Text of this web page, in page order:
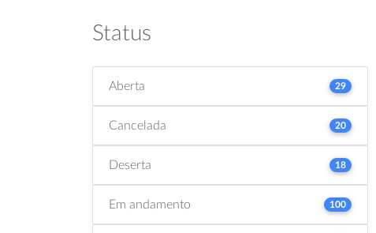
Status
Aberta 29
Cancelada 20
Deserta 18
Em andamento 100